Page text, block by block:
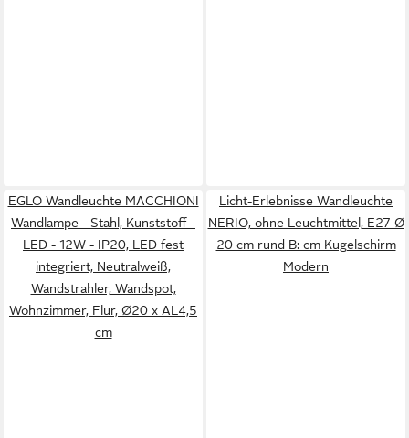
EGLO Wandleuchte MACCHIONI
Wandlampe - Stahl, Kunststoff -
LED - 12W - IP20, LED fest
integriert, Neutralweiß,
Wandstrahler, Wandspot,
Wohnzimmer, Flur, Ø20 x AL4,5
cm
Licht-Erlebnisse Wandleuchte
NERIO, ohne Leuchtmittel, E27 Ø
20 cm rund B: cm Kugelschirm
Modern